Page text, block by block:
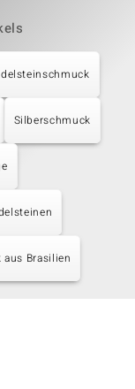
Silberschmuck
aus Brasilien